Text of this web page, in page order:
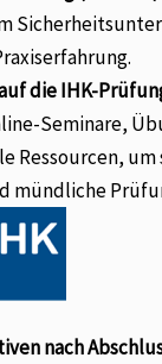
die IHK-
Seminare,
Ressourcen,
mündliche
nach